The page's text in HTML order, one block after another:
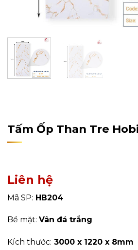
Tấm Ốp Than Tre
Liên hệ
Mã SP: HB204
Bề mặt: Vân đá trắng
Kích thước: 3000 x 1220 x 8mm